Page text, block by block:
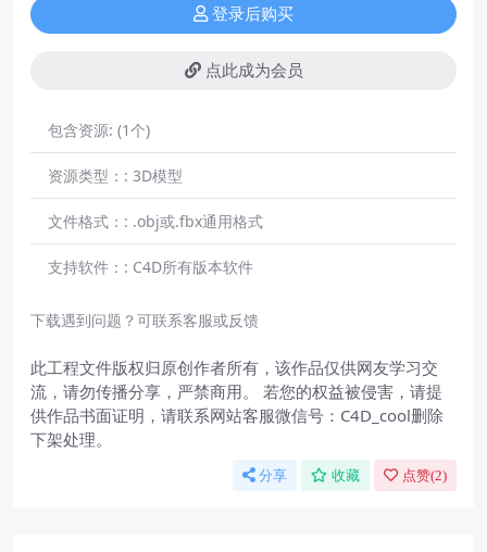
登录后购买
点此成为会员
包含资源: (1个)
资源类型：: 3D模型
文件格式：: .obj或.fbx通用格式
支持软件：: C4D所有版本软件
下载遇到问题？可联系客服或反馈
此工程文件版权归原创作者所有，该作品仅供网友学习交
流，请勿传播分享，严禁商用。 若您的权益被侵害，请提
供作品书面证明，请联系网站客服微信号：C4D_cool删除
下架处理。
分享 收藏 点赞(2)